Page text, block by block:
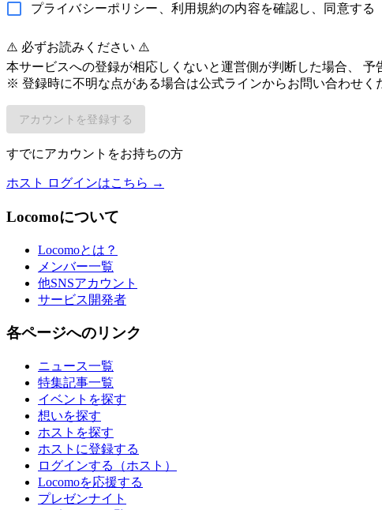
プライバシーポリシー、利用規約の内容を確認し、同意する
⚠️ 必ずお読みください ⚠️
本サービスへの登録が相応しくないと運営側が判断した場合、
※ 登録時に不明な点がある場合は公式ラインからお問い合わせく
アカウントを登録する
すでにアカウントをお持ちの方
ホスト ログインはこちら →
Locomoについて
Locomoとは？
メンバー一覧
他SNSアカウント
サービス開発者
各ページへのリンク
ニュース一覧
特集記事一覧
イベントを探す
想いを探す
ホストを探す
ホストに登録する
ログインする（ホスト）
Locomoを応援する
プレゼンナイト